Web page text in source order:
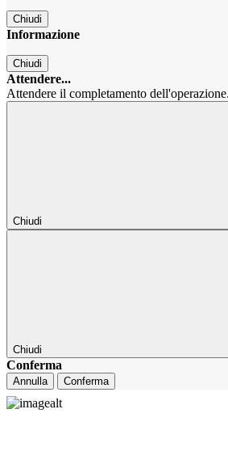
Chiudi
Informazione
Chiudi
Attendere...
Attendere il completamento
Chiudi
Chiudi
Conferma
Annulla Conferma